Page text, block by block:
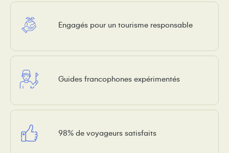
Engagés pour un tourisme responsable
Guides francophones expérimentés
98% de voyageurs satisfaits